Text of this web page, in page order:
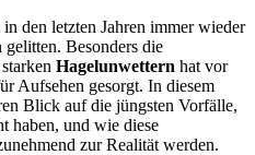
den letzten Jahren immer wieder
gelitten. Besonders die
Hagelunwettern hat vor
Aufsehen gesorgt. In diesem
Blick auf die jüngsten Vorfälle,
haben, und wie diese
zur Realität werden.